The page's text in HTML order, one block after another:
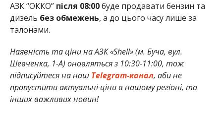
АЗК “ОККО” після 08:00буде продавати бензин та
дизель без обмежень, а до цього часу лише за
талонами.
Наявність та ціни на АЗК «Shell» (м. Буча, вул.
Шевченка, 1-А) оновляться з 10:30-11:00, тож
підписуйтеся на наш Telegram-канал, аби не
пропуститиактуальні ціни в нашому регіоні, та
інших важливих новин!